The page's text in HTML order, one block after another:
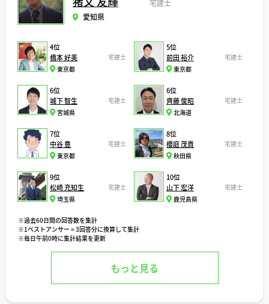
宅建士
愛知県
4位
橋本 好美
宅建士
東京都
5位
前田 裕介
宅建士
東京都
6位
城下 智生
宅建士
宮城県
6位
齊藤 俊昭
宅建士
北海道
7位
中谷 豊
宅建士
東京都
8位
櫻庭 茂貴
宅建士
秋田県
9位
松崎 充知生
宅建士
埼玉県
10位
山下 宏洋
宅建士
鹿児島県
※過去60日間の回答数を集計
※1ベストアンサー = 3回答分に換算して集計
※毎日午前0時に集計結果を更新
もっと見る